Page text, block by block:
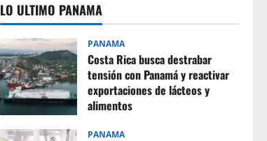
LO ULTIMO PANAMA
PANAMA
Costa Rica busca destrabar
tensión con Panamá y reactivar
exportaciones de lácteos y
alimentos
PANAMA